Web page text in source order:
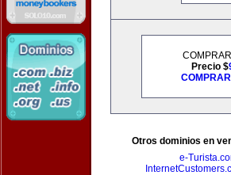
Precio $
Otros dominios en
e-